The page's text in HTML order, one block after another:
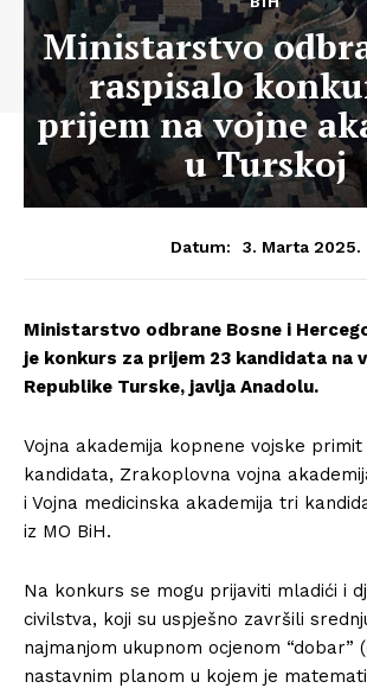
Ministarstvo
raspisalo
prijem na vojne
u Turskoj
Datum: 3. Marta 2025.
Ministarstvo odbrane Bosne i
je konkurs za prijem 23 kandidata na
Republike Turske, javlja Anadolu.
Vojna akademija kopnene vojske primit
kandidata, Zrakoplovna vojna
i Vojna medicinska akademija tri
iz MO BiH.
Na konkurs se mogu prijaviti mladići i
civilstva, koji su uspješno završili
najmanjom ukupnom ocjenom “dobar”
nastavnim planom u kojem je